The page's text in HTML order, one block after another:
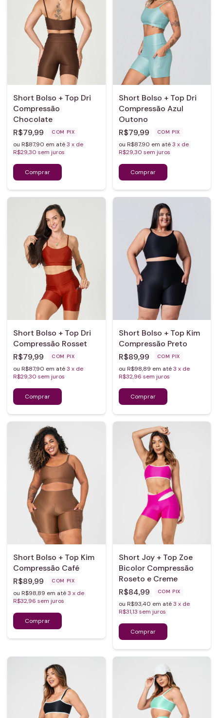
Short Bolso + Top Dri
Compressão
Chocolate
R$79,99
COM PIX
ou R$87,90 em até3 x de
R$29,30 sem juros
Short Bolso + Top Dri
Compressão Azul
Outono
R$79,99
COM PIX
ou R$87,90 em até3 x de
R$29,30 sem juros
Short Bolso + Top Dri
Compressão Rosset
R$79,99
COM PIX
ou R$87,90 em até3 x de
R$29,30 sem juros
Short Bolso + Top Kim
Compressão Preto
R$89,99
COM PIX
ou R$98,89 em até3 x de
R$32,96 sem juros
Short Bolso + Top Kim
Compressão Café
R$89,99
COM PIX
ou R$98,89 em até3 x de
R$32,96 sem juros
Short Joy + Top Zoe
Bicolor Compressão
Roseto e Creme
R$84,99
COM PIX
ou R$93,40 em até3 x de
R$31,13 sem juros